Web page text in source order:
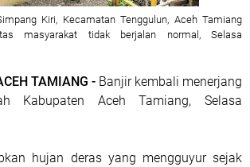
Kiri, Kecamatan Tenggulun, Aceh Tamiang
masyarakat tidak berjalan normal, Selasa
TAMIANG - Banjir kembali menerjang
Kabupaten Aceh Tamiang, Selasa
hujan deras yang mengguyur sejak